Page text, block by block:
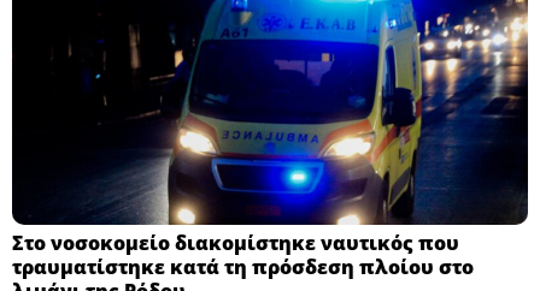
Στο νοσοκομείο διακομίστηκε ναυτικός που
τραυματίστηκε κατά τη πρόσδεση πλοίου στο